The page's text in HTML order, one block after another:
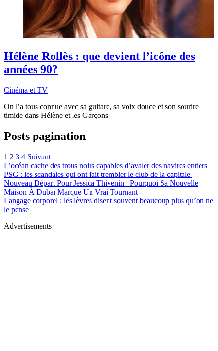
Hélène Rollès : que devient l’icône des
années 90?
Cinéma et TV
On l’a tous connue avec sa guitare, sa voix douce et son sourire
timide dans Hélène et les Garçons.
Posts pagination
1 2 3 4 Suivant
L’océan cache des trous noirs capables d’avaler des navires entiers
PSG : les scandales qui ont fait trembler le club de la capitale
Nouveau Départ Pour Jessica Thivenin : Pourquoi Sa Nouvelle
Maison À Dubaï Marque Un Vrai Tournant
Langage corporel : les lèvres disent souvent beaucoup plus qu’on ne
le pense
Advertisements